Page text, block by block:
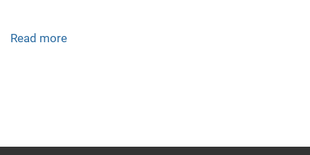
Read more